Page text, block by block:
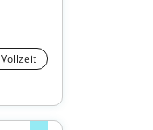
Vollzeit